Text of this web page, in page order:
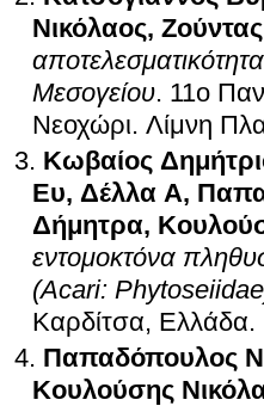
Νικόλαος,
Μεσογείου. 11ο
Νεοχώρι. Λίμνη
Κωβαίος
Ευ, Δέλλα Α,
Δήμητρα,
εντομοκτόνα
(Acari:
Καρδίτσα, Ελλάδα.
Παπαδόπουλος
Κουλούσης